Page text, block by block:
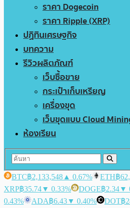
ราคา Dogecoin
ราคา Ripple (XRP)
ปฏิทินเศรษฐกิจ
บทความ
รีวิวผลิตภัณฑ์
เว็บซื้อขาย
กระเป๋าเก็บเหรียญ
เครื่องขุด
เว็บขุดแบบ Cloud
ห้องเรียน
BTC฿2,133,548 ▲ 0.67% ETH฿
XRP฿35.74▼ 0.33% DOGE฿2.34▼
0.43%
ADA฿6.43▼ 0.40% DOT฿